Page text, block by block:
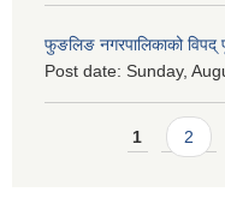
फुङलिङ नगरपालिकाको विपद्
Post date: Sunday,
Pages1 2